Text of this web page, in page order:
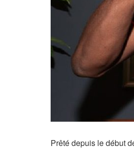
Prêté depuis le début